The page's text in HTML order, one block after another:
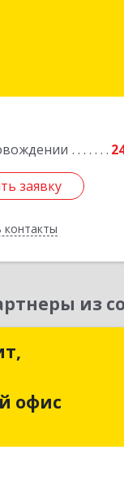
заявку
контакты
ул, дом № 20, кв.
заявку
из
офис